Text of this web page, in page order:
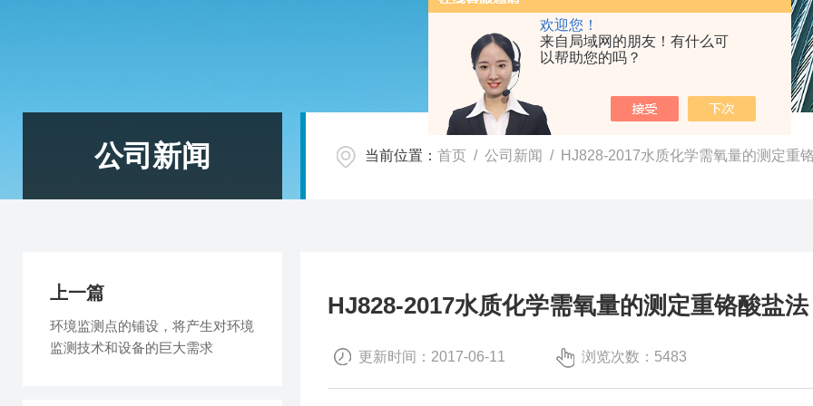
欢迎您！
来自局域网的朋友！有什么可
以帮助您的吗？
公司新闻 当前位置： 首页 / 公司新闻 / HJ828-2017水质化学需氧量的测定重
HJ828-2017水质化学需氧量的测定重铬酸盐法
更新时间：2017-06-11 浏览次数：5483
上一篇
环境监测点的铺设，将产生对环境
监测技术和设备的巨大需求